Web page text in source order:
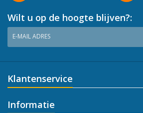
Wilt u op de hoogte blijven?:
E-MAIL ADRES
Klantenservice
Informatie